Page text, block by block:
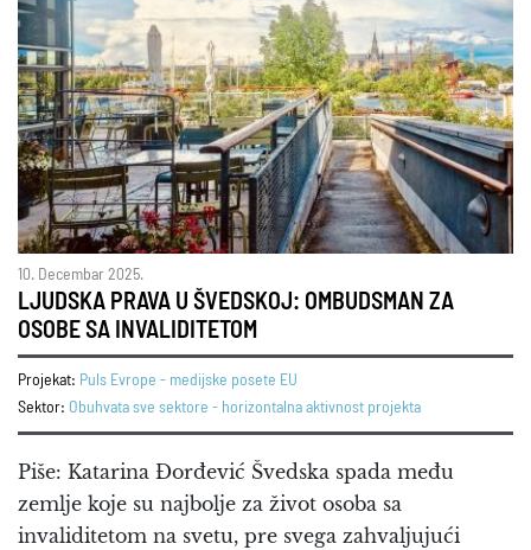
10. Decembar 2025.
LJUDSKA PRAVA U ŠVEDSKOJ: OMBUDSMAN ZA
OSOBE SA INVALIDITETOM
Projekat: Puls Evrope - medijske posete EU
Sektor: Obuhvata sve sektore - horizontalna aktivnost projekta
Piše: Katarina Đorđević Švedska spada među
zemlje koje su najbolje za život osoba sa
invaliditetom na svetu, pre svega zahvaljujući